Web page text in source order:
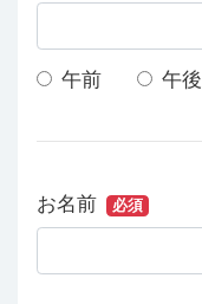
午前 午後
お名前 必須